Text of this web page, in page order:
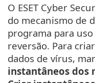
O ESET Cyber
do mecanismo de
programa para
reversão. Para
dados de vírus,
instantâneos dos